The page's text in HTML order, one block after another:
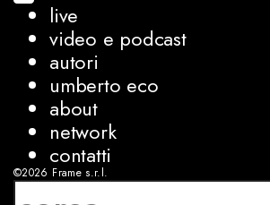
live
video e podcast
autori
umberto eco
about
network
contatti
©2026 Frame s.r.l.
P.IVA 08927250962